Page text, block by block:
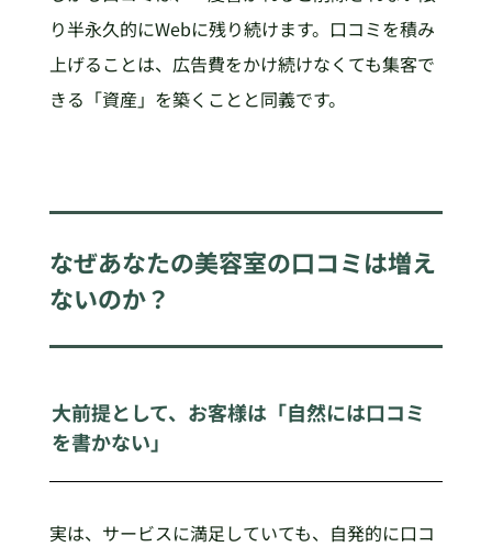
り半永久的にWebに残り続けます。口コミを積み
上げることは、広告費をかけ続けなくても集客で
きる「資産」を築くことと同義です。
なぜあなたの美容室の口コミは増え
ないのか？
大前提として、お客様は「自然には口コミ
を書かない」
実は、サービスに満足していても、自発的に口コ